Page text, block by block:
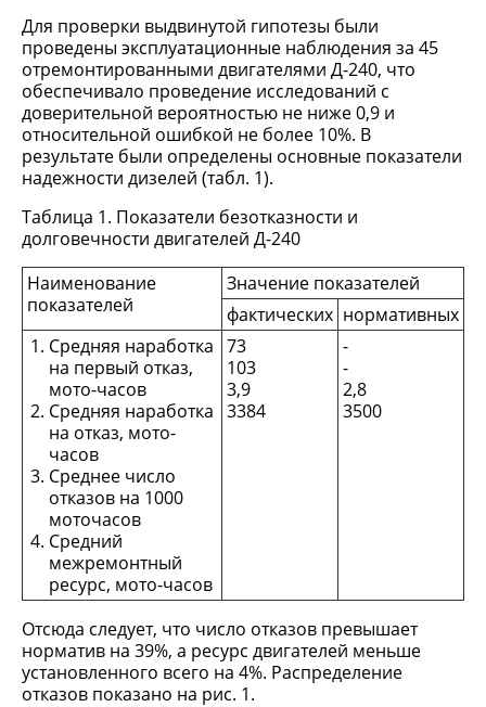
Для проверки выдвинутой гипотезы были
проведены эксплуатационные наблюдения за 45
отремонтированными двигателями Д-240, что
обеспечивало проведение исследований с
доверительной вероятностью не ниже 0,9 и
относительной ошибкой не более 10%. В
результате были определены основные показатели
надежности дизелей (табл. 1).
Таблица 1. Показатели безотказности и
долговечности двигателей Д-240
Наименование
показателей
Значение показателей
фактических нормативных
Средняя наработка
на первый отказ,
мото-часов
Средняя наработка
на отказ, мото-
часов
Среднее число
отказов на 1000
моточасов
Средний
межремонтный
ресурс, мото-часов
73
103
3,9
3384
-
-
2,8
3500
Отсюда следует, что число отказов превышает
норматив на 39%, а ресурс двигателей меньше
установленного всего на 4%. Распределение
отказов показано на рис. 1.